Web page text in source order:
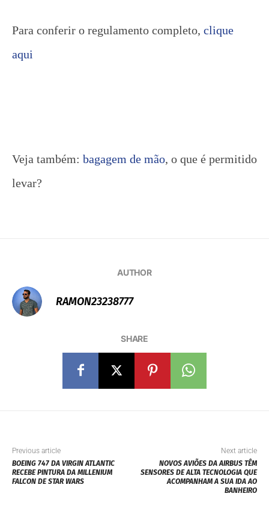
Para conferir o regulamento completo, clique
aqui
Veja também: bagagem de mão, o que é permitido
levar?
AUTHOR
RAMON23238777
SHARE
Previous article
BOEING 747 DA VIRGIN ATLANTIC
RECEBE PINTURA DA MILLENIUM
FALCON DE STAR WARS
Next article
NOVOS AVIÕES DA AIRBUS TÊM
SENSORES DE ALTA TECNOLOGIA QUE
ACOMPANHAM A SUA IDA AO
BANHEIRO